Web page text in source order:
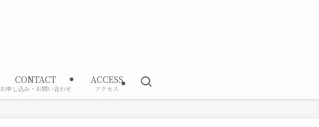
CONTACT
お申し込み・お問い合わせ
ACCESS
アクセス